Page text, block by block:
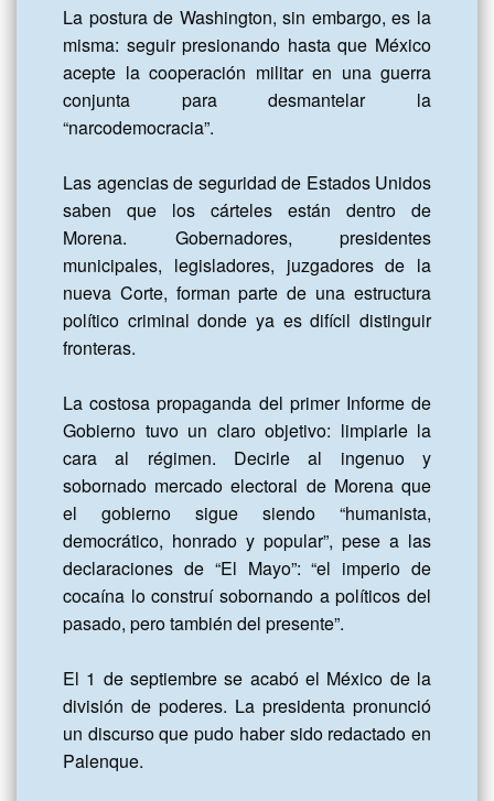
La postura de Washington, sin embargo, es la
misma: seguir presionando hasta que México
acepte la cooperación militar en una guerra
conjunta para desmantelar la
“narcodemocracia”.
Las agencias de seguridad de Estados Unidos
saben que los cárteles están dentro de
Morena. Gobernadores, presidentes
municipales, legisladores, juzgadores de la
nueva Corte, forman parte de una estructura
político criminal donde ya es difícil distinguir
fronteras.
La costosa propaganda del primer Informe de
Gobierno tuvo un claro objetivo: limpiarle la
cara al régimen. Decirle al ingenuo y
sobornado mercado electoral de Morena que
el gobierno sigue siendo “humanista,
democrático, honrado y popular”, pese a las
declaraciones de “El Mayo”: “el imperio de
cocaína lo construí sobornando a políticos del
pasado, pero también del presente”.
El 1 de septiembre se acabó el México de la
división de poderes. La presidenta pronunció
un discurso que pudo haber sido redactado en
Palenque.